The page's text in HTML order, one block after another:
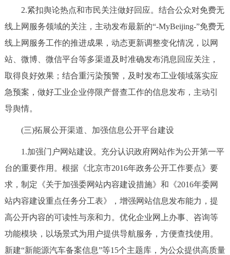
2.紧扣舆论热点和市民关注做好回应。结合公众对免费无
线上网服务领域的关注，主动发布最新的“-MyBeijing-”免费无
线上网服务工作的推进成果，动态更新调整变化情况，以网
站、微博、微信平台等多渠道及时准确发布消息回应关注，
取得良好效果；结合重污染预警，及时发布工业领域落实应
急预案，做好工业企业停限产督查工作的信息发布，主动引
导舆情。
(三)拓展公开渠道、加强信息公开平台建设
1.加强门户网站建设。充分认识政府网站作为公开第一平
台的重要作用。根据《北京市2016年政务公开工作要点》要
求，制定《关于加强委网站内容建设措施》和《2016年委网
站内容建设重点任务分工表》，增强网站信息发布能力，提
高公开内容的可读性与亲和力。优化企业网上办事、咨询等
功能模块，以场景式为用户提供导航服务，方便查找使用。
新建“新能源汽车备案信息”等15个主题库，为公众提供高质量